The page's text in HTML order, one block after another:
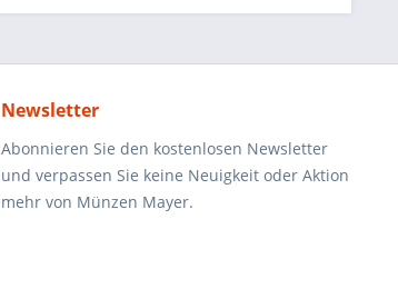
Newsletter
Abonnieren Sie den kostenlosen Newsletter
und verpassen Sie keine Neuigkeit oder Aktion
mehr von Münzen Mayer.